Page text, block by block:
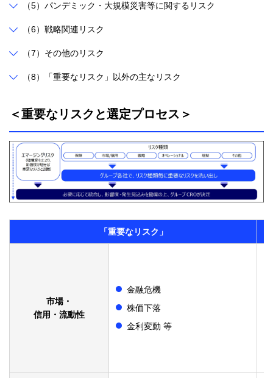
（5）パンデミック・大規模災害等に関するリスク
（6）戦略関連リスク
（7）その他のリスク
（8）「重要なリスク」以外の主なリスク
＜重要なリスクと選定プロセス＞
「重要なリスク」​
市場・​
​信用・流動性​
金融危機
株価下落
金利変動 等